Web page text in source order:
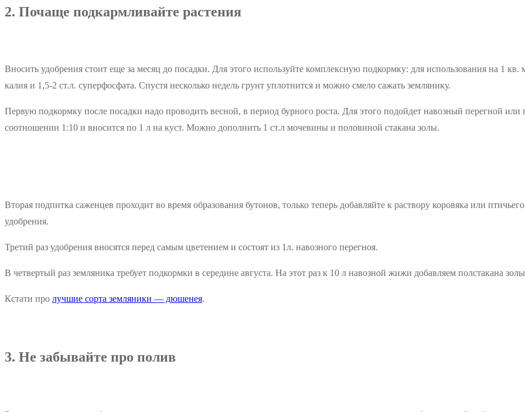
2. Почаще подкармливайте растения
Вносить удобрения стоит еще за месяц до посадки. Для этого используйте комплексную подкормку: для использования на 1 кв.
калия и 1,5-2 ст.л. суперфосфата. Спустя несколько недель грунт уплотнится и можно смело сажать землянику.
Первую подкормку после посадки надо проводить весной, в период бурного роста. Для этого подойдет навозный перегной или
соотношении 1:10 и вносится по 1 л на куст. Можно дополнить 1 ст.л мочевины и половиной стакана золы.
Вторая подпитка саженцев проходит во время образования бутонов, только теперь добавляйте к раствору коровяка или
удобрения.
Третий раз удобрения вносятся перед самым цветением и состоят из 1л. навозного перегноя.
В четвертый раз земляника требует подкормки в середине августа. На этот раз к 10 л навозной жижи добавляем полстакана
Кстати про лучшие сорта земляники — дюшенея.
3. Не забывайте про полив